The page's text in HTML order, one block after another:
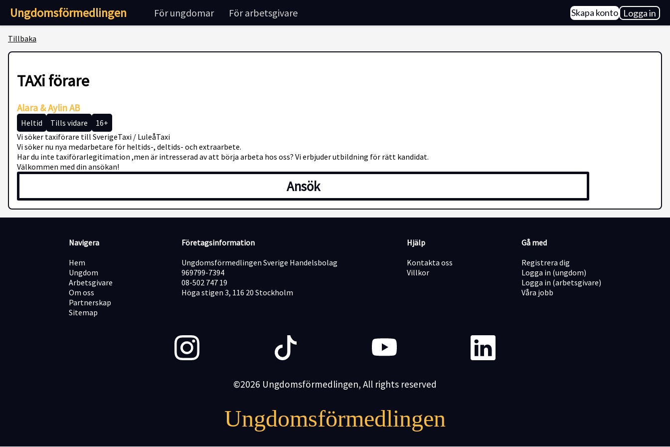
Ungdomsförmedlingen För ungdomar För arbetsgivare Skapa konto Logga in
Tillbaka
TAXi förare
Alara & Aylin AB
Heltid Tills vidare
16+
Vi söker taxiförare till SverigeTaxi / LuleåTaxi
Vi söker nu nya medarbetare för heltids-, deltids- och extraarbete.
Har du inte taxiförarlegitimation ,men är intresserad av att börja arbeta hos oss? Vi erbjuder utbildning för rätt kandidat.
Välkommen med din ansökan!
Ansök
Navigera
Hem
Ungdom
Arbetsgivare
Om oss
Partnerskap
Sitemap
Företagsinformation
Ungdomsförmedlingen Sverige Handelsbolag
969799-7394
08-502 747 19
Höga stigen 3, 116 20 Stockholm
Hjälp
Kontakta oss
Villkor
Gå med
Registrera dig
Logga in (ungdom)
Logga in (arbetsgivare)
Våra jobb
©2026 Ungdomsförmedlingen, All rights reserved
Ungdomsförmedlingen